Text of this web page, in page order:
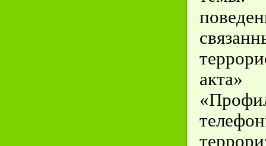
акта
«